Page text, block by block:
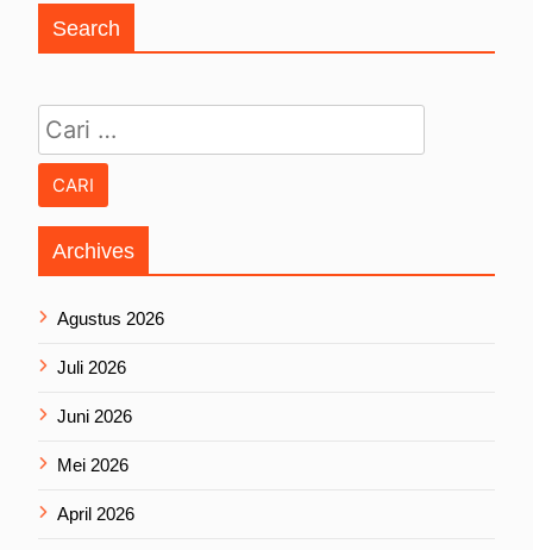
Search
Archives
Agustus 2026
Juli 2026
Juni 2026
Mei 2026
April 2026